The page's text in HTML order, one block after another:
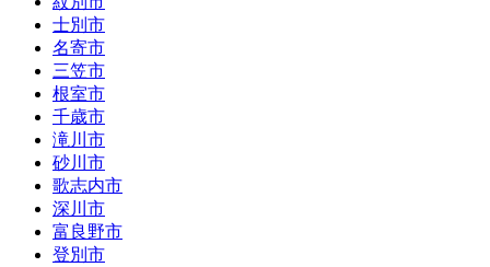
士別市
名寄市
三笠市
根室市
千歳市
滝川市
砂川市
歌志内市
深川市
富良野市
登別市